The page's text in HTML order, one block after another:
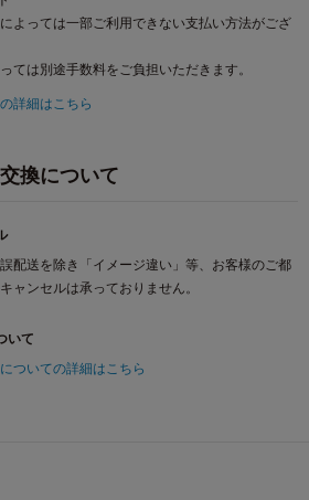
よっては一部ご利用できない支払い方法がござ
ては別途手数料をご負担いただきます。
詳細はこちら
換について
配送を除き「イメージ違い」等、お客様のご都
ャンセルは承っておりません。
いて
ついての詳細はこちら